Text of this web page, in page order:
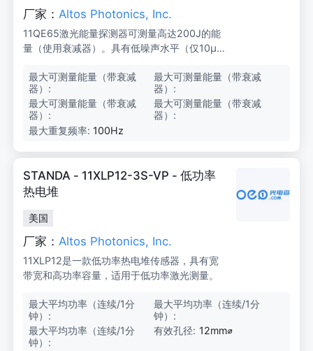
厂家： Altos Photonics, Inc.
11QE65激光能量探测器可测量高达200J的能
量（使用衰减器）。具有低噪声水平（仅10μ
量。适用于OEM、制造和实验室应用。
最大可测量能量（带衰减
器）:
2
0
0
J
最大可测量能量（带衰减
器）:
最大可测量能量（带衰减
器）:
2
0
最大可测量能量（带衰减
器）:
最大重复频率: 100Hz
STANDA - 11XLP12-3S-VP - 低功率
热电堆
美国
厂家： Altos Photonics, Inc.
11XLP12是一款低功率热电堆传感器，具有宽
带宽和高功率容量，适用于低功率激光测量。
最大平均功率（连续/1分
钟）:
3
W/
3
W
最大平均功率（连续/1分
钟）:
最大平均功率（连续/1分
钟）:
3
有效孔径: 12mm⌀